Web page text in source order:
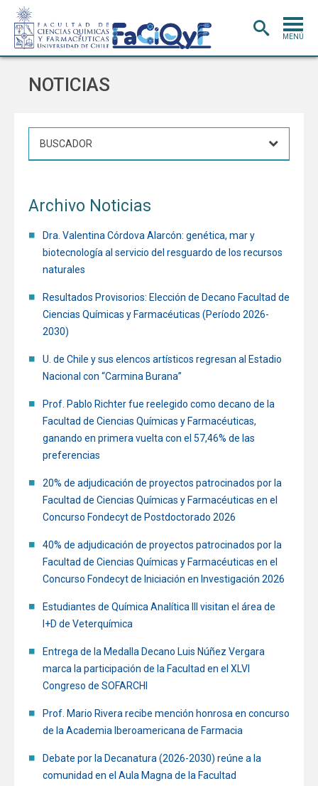
MENÚ
EXTENSIÓN
BIBLIOTECA
DEPARTAMENTOS
Estudiantes Académicos
NOTICIAS
Archivo Noticias
Dra. Valentina Córdova Alarcón: genética, mar y
biotecnología al servicio del resguardo de los recursos
naturales
Resultados Provisorios: Elección de Decano Facultad de
Ciencias Químicas y Farmacéuticas (Período 2026-
2030)
U. de Chile y sus elencos artísticos regresan al Estadio
Nacional con “Carmina Burana”
Prof. Pablo Richter fue reelegido como decano de la
Facultad de Ciencias Químicas y Farmacéuticas,
ganando en primera vuelta con el 57,46% de las
preferencias
20% de adjudicación de proyectos patrocinados por la
Facultad de Ciencias Químicas y Farmacéuticas en el
Concurso Fondecyt de Postdoctorado 2026
40% de adjudicación de proyectos patrocinados por la
Facultad de Ciencias Químicas y Farmacéuticas en el
Concurso Fondecyt de Iniciación en Investigación 2026
Estudiantes de Química Analítica III visitan el área de
I+D de Veterquímica
Entrega de la Medalla Decano Luis Núñez Vergara
marca la participación de la Facultad en el XLVI
Congreso de SOFARCHI
Prof. Mario Rivera recibe mención honrosa en concurso
de la Academia Iberoamericana de Farmacia
Debate por la Decanatura (2026-2030) reúne a la
comunidad en el Aula Magna de la Facultad